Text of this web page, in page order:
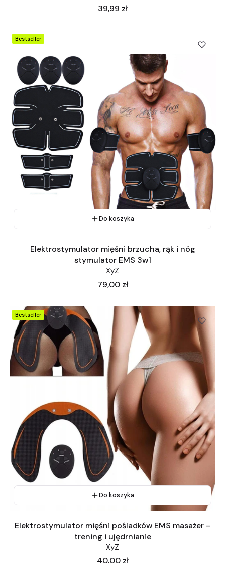
Cena
39,99 zł
Bestseller
Do koszyka
Elektrostymulator mięśni brzucha, rąk i nóg
stymulator EMS 3w1
XyZ
Cena
79,00 zł
Bestseller
Do koszyka
Elektrostymulator mięśni pośladków EMS masażer –
trening i ujędrnianie
XyZ
Cena
40,00 zł